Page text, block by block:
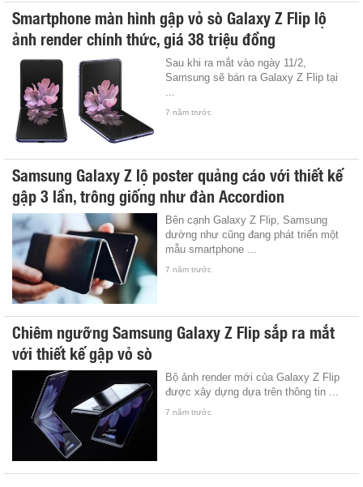
Smartphone màn hình gập vỏ sò Galaxy Z Flip lộ
ảnh render chính thức, giá 38 triệu đồng
Sau khi ra mắt vào ngày 11/2,
Samsung sẽ bán ra Galaxy Z Flip tại
7 năm trước
Samsung Galaxy Z lộ poster quảng cáo với thiết kế
gập 3 lần, trông giống như đàn Accordion
Bên cạnh Galaxy Z Flip, Samsung
dường như cũng đang phát triển một
mẫu smartphone ...
7 năm trước
Chiêm ngưỡng Samsung Galaxy Z Flip sắp ra mắt
với thiết kế gập vỏ sò
Bộ ảnh render mới của Galaxy Z Flip
được xây dựng dựa trên thông tin ...
7 năm trước